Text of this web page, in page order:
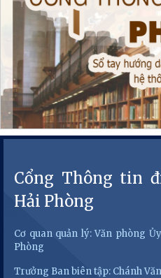
Cổng Thông tin
Hải Phòng
Cơ quan quản lý: Văn phòng
Phòng
Trưởng Ban biên tập: Chánh